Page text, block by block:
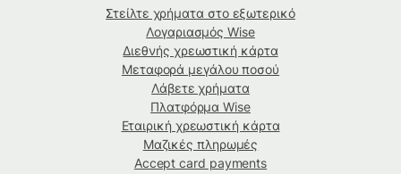
Στείλτε χρήματα στο εξωτερικό
Λογαριασμός Wise
Διεθνής χρεωστική κάρτα
Μεταφορά μεγάλου ποσού
Λάβετε χρήματα
Πλατφόρμα Wise
Εταιρική χρεωστική κάρτα
Μαζικές πληρωμές
Accept card payments